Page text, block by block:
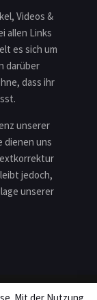
Videos &
allen Links
es sich um
darüber
dass ihr
unserer
dienen uns
jedoch,
unserer